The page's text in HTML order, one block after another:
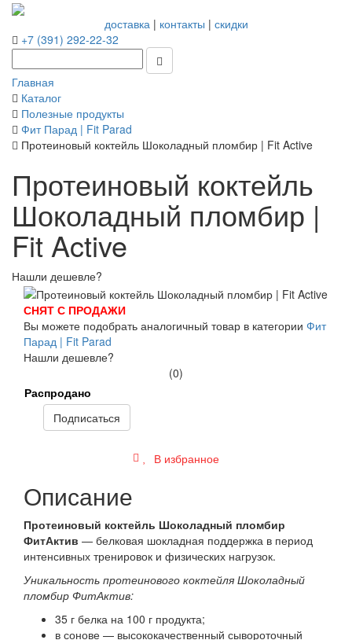
доставка| контакты | скидки
+7 (391) 292-22-32
Главная
Каталог
Полезные продукты
Фит Парад | Fit Parad
Протеиновый коктейль Шоколадный пломбир | Fit Active
Протеиновый коктейль
Шоколадный пломбир |
Fit Active
Нашли дешевле?
СНЯТ С ПРОДАЖИ
Вы можете подобрать аналогичный товар в категории Фит
Парад | Fit Parad
Нашли дешевле?
(0)
Распродано
Подписаться
В избранное
Описание
Протеиновый коктейль Шоколадный пломбир
ФитАктив — белковая шокладная поддержка в период
интенсивных тренировок и физических нагрузок.
Уникальность протеинового коктейля Шоколадный
пломбир ФитАктив:
35 г белка на 100 г продукта;
в сонове — высококачественный сывороточный